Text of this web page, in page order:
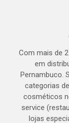
Com mais de
em
Pernambuco.
categorias
cosméticos
service
lojas